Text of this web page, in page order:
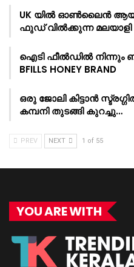
UK യിൽ ഓൺലൈൻ ആയി
ഫുഡ് വിൽക്കുന്ന മലയാളി
ഐടി ഫീൽഡിൽ നിന്നും
BFILLS HONEY BRAND
ഒരു ജോലി കിട്ടാൻ
കമ്പനി തുടങ്ങി കുറച്ചു…
PREV NEXT 1 of 55
YOU ARE WITH